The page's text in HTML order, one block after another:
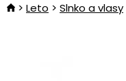
Leto
Slnko a vlasy